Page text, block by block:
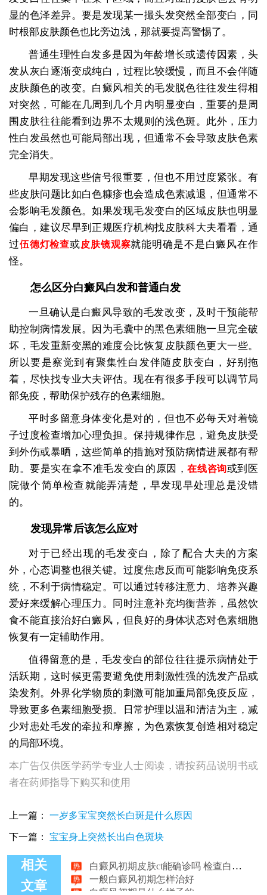
显的色泽差异。要是发现某一撮头发突然全部变白，同
时根部皮肤颜色也比旁边浅，那就要提高警惕了。
普通生理性白发多是因为年龄增长或遗传因素，头
发从灰白逐渐变成纯白，过程比较缓慢，而且不会伴随
皮肤颜色的改变。白癜风相关的毛发脱色往往发生得相
对突然，可能在几周到几个月内明显变白，重要的是周
围皮肤往往能看到边界不太规则的浅色斑。此外，压力
性白发虽然也可能局部出现，但通常不会导致皮肤色素
完全消失。
早期发现这些信号很重要，但也不用过度紧张。有
些皮肤问题比如白色糠疹也会造成色素减退，但通常不
会影响毛发颜色。如果发现毛发变白的区域皮肤也明显
偏白，建议尽早到正规医疗机构找皮肤科大夫看看，通
过伍德灯检查或皮肤镜观察就能明确是不是白癜风在作
怪。
怎么区分白癜风白发和普通白发
一旦确认是白癜风导致的毛发改变，及时干预能帮
助控制病情发展。因为毛囊中的黑色素细胞一旦完全破
坏，毛发重新变黑的难度会比恢复皮肤颜色更大一些。
所以要是察觉到有聚集性白发伴随皮肤变白，好别拖
着，尽快找专业大夫评估。现在有很多手段可以调节局
部免疫，帮助保护残存的色素细胞。
平时多留意身体变化是对的，但也不必每天对着镜
子过度检查增加心理负担。保持规律作息，避免皮肤受
到外伤或暴晒，这些简单的措施对预防病情进展都有帮
助。要是实在拿不准毛发变白的原因，在线咨询或到医
院做个简单检查就能弄清楚，早发现早处理总是没错
的。
发现异常后该怎么应对
对于已经出现的毛发变白，除了配合大夫的方案
外，心态调整也很关键。过度焦虑反而可能影响免疫系
统，不利于病情稳定。可以通过转移注意力、培养兴趣
爱好来缓解心理压力。同时注意补充均衡营养，虽然饮
食不能直接治好白癜风，但良好的身体状态对色素细胞
恢复有一定辅助作用。
值得留意的是，毛发变白的部位往往提示病情处于
活跃期，这时候更需要避免使用刺激性强的洗发产品或
染发剂。外界化学物质的刺激可能加重局部免疫反应，
导致更多色素细胞受损。日常护理以温和清洁为主，减
少对患处毛发的牵拉和摩擦，为色素恢复创造相对稳定
的局部环境。
本广告仅供医学药学专业人士阅读，请按药品说明书或
者在药师指导下购买和使用
上一篇： 一岁多宝宝突然长白斑是什么原因
下一篇： 宝宝身上突然长出白色斑块
相关
文章
一般白癜风初期怎样治好
白癜风初期是什么样子的